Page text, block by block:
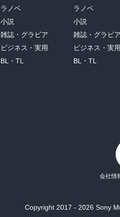
ラノベ
小説
雑誌・グラビア
ビジネス・実用
BL・TL
ラノベ
小説
雑誌・グラビア
ビジネス・実用
BL・TL
会社情
Copyright 2017 - 2026 Sony